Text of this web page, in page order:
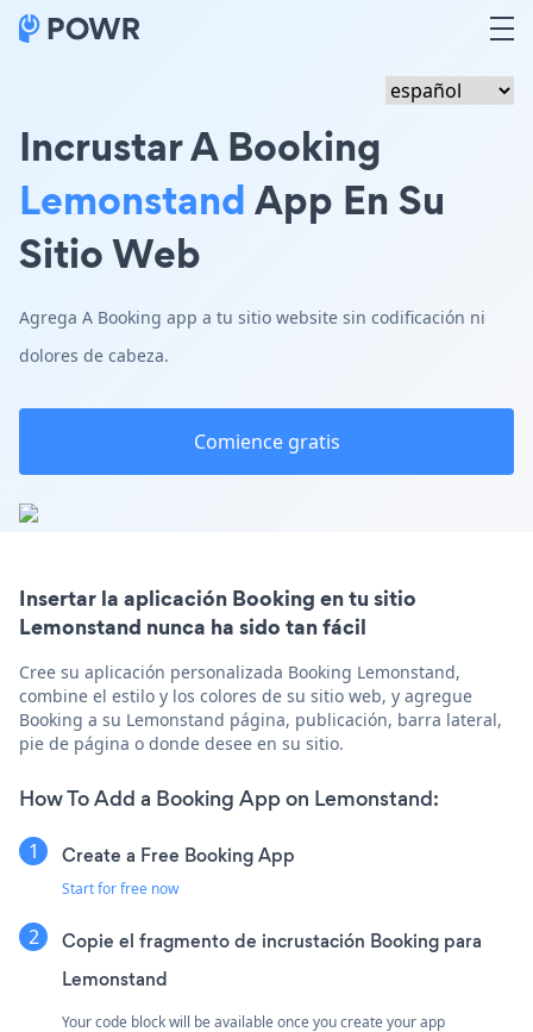
Incrustar A Booking
LemonstandApp En Su
Sitio Web
Agrega A Booking app a tu sitio website sin codificación ni
dolores de cabeza.
Comience gratis
Insertar la aplicación Booking en tu sitio
Lemonstand nunca ha sido tan fácil
Cree su aplicación personalizada Booking Lemonstand,
combine el estilo y los colores de su sitio web, y agregue
Booking a su Lemonstand página, publicación, barra lateral,
pie de página o donde desee en su sitio.
How To Add a Booking App on Lemonstand:
Create a Free Booking App
Start for free now
Copie el fragmento de incrustación Booking para
Lemonstand
Your code block will be available once you create your app